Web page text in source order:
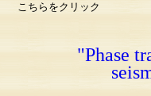
こちらをクリック
"Phase